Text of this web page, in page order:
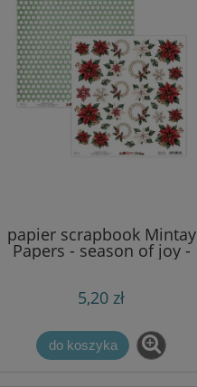
papier scrapbook Mintay
Papers - season of joy -
arkusz z kwiatami
5,20 zł
do koszyka